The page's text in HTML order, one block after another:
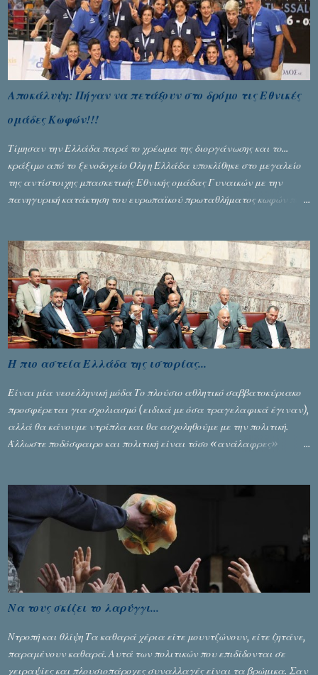
Αποκάλυψη: Πήγαν να πετάξουν στο δρόμο τις Εθνικές
ομάδες Κωφών!!!
Τίμησαν την Ελλάδα παρά το χρέωμα της διοργάνωσης και το...
κράξιμο από το ξενοδοχείο Όλη η Ελλάδα υποκλίθηκε στο μεγαλείο
της αντίστοιχης μπασκετικής Εθνικής ομάδας Γυναικών με την
πανηγυρική κατάκτηση του ευρωπαϊκού πρωταθλήματος κωφών που
Ζέρβα με την πορεία τους που ολοκληρώθηκε με τη νίκη τους στον
τελικό επί της Λιθουανίας, υπάρχουν και τα δυσάρεστα. Τα πολύ
δυσάρεστα...
Η πιο αστεία Ελλάδα της ιστορίας...
Είναι μία νεοελληνική μόδα Το πλούσιο αθλητικό σαββατοκύριακο
προσφέρεται για σχολιασμό (ειδικά με όσα τραγελαφικά έγιναν),
αλλά θα κάνουμε ντρίπλα και θα ασχοληθούμε με την πολιτική.
Άλλωστε ποδόσφαιρο και πολιτική είναι τόσο «ανάλαφρες»
Να τους σκίζει το λαρύγγι...
Ντροπή και θλίψη Τα καθαρά χέρια είτε μουντζώνουν, είτε ζητάνε,
παραμένουν καθαρά. Αυτά των πολιτικών που επιδίδονται σε
χειραψίες και πλουσιοπάροχες συναλλαγές είναι τα βρώμικα. Σαν